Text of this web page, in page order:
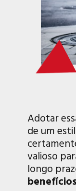
Adotar
de um
valioso
longo